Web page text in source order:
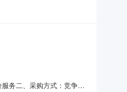
务二、采购方式：竞争性